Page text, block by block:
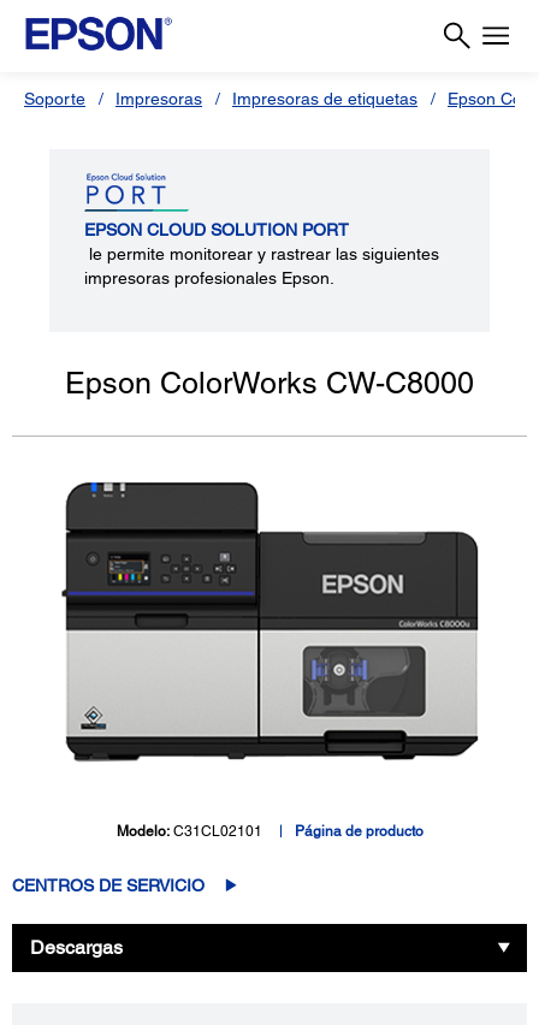
Soporte Impresoras Impresoras de etiquetas Epson
EPSON CLOUD SOLUTION PORT
le permite monitorear y rastrear las siguientes
impresoras profesionales Epson.
Epson ColorWorks CW-C8000
Modelo: C31CL02101 Página de producto
CENTROS DE SERVICIO
Descargas